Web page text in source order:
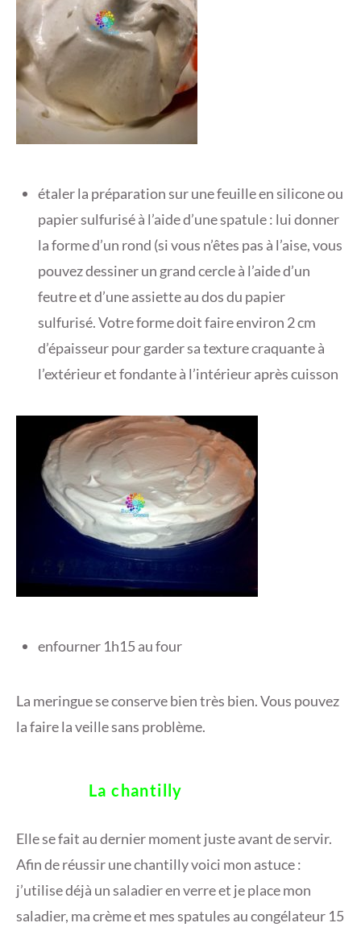
étaler la préparation sur une feuille en silicone ou
papier sulfurisé à l’aide d’une spatule : lui donner
la forme d’un rond (si vous n’êtes pas à l’aise, vous
pouvez dessiner un grand cercle à l’aide d’un
feutre et d’une assiette au dos du papier
sulfurisé. Votre forme doit faire environ 2 cm
d’épaisseur pour garder sa texture craquante à
l’extérieur et fondante à l’intérieur après cuisson
enfourner 1h15 au four
La meringue se conserve bien très bien. Vous pouvez
la faire la veille sans problème.
La chantilly
Elle se fait au dernier moment juste avant de servir.
Afin de réussir une chantilly voici mon astuce :
j’utilise déjà un saladier en verre et je place mon
saladier, ma crème et mes spatules au congélateur 15